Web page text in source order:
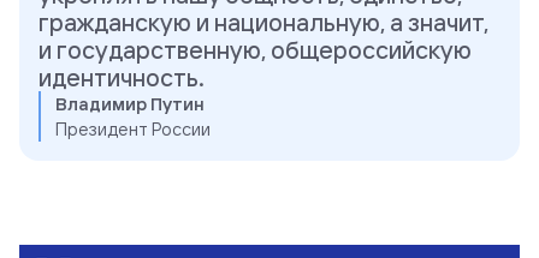
гражданскую и национальную, а значит,
и государственную, общероссийскую
идентичность.
Владимир Путин
Президент России